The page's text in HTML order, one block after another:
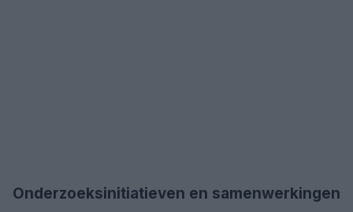
Onderzoeksinitiatieven en samenwerkingen